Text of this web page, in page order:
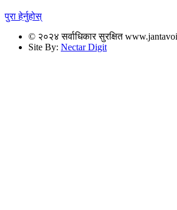
पुरा हेर्नुहोस्
© २०२४ सर्वाधिकार सुरक्षित
Site By: Nectar Digit